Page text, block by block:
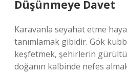
Düşünmeye Davet
Karavanla seyahat etme
tanımlamak gibidir. Gök
keşfetmek, şehirlerin
doğanın kalbinde nefes